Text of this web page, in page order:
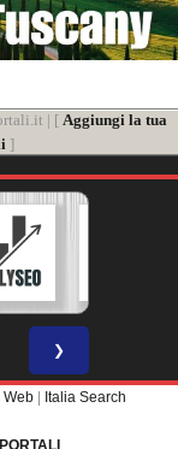
| [ Aggiungi la tua
]
❯
Web Italia Search